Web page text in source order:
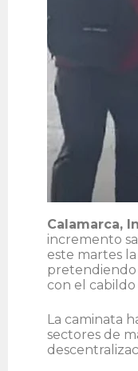
Calamarca,
incremento
este martes
pretendiendo
con el cabildo
La caminata
sectores de